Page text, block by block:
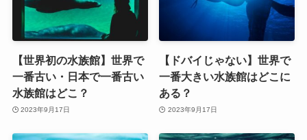
【世界初の水族館】世界で
一番古い・日本で一番古い
水族館はどこ？
2023年9月17日
【ドバイじゃない】世界で
一番大きい水族館はどこに
ある？
2023年9月17日